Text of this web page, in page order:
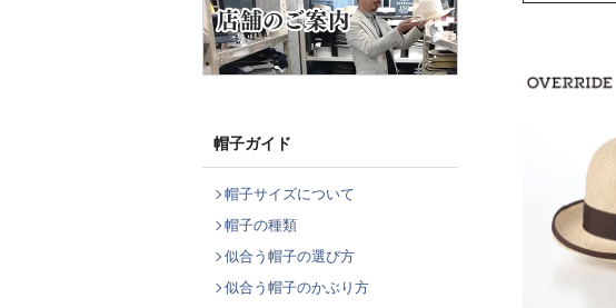
帽子ガイド
帽子サイズについて
帽子の種類
似合う帽子の選び方
似合う帽子のかぶり方